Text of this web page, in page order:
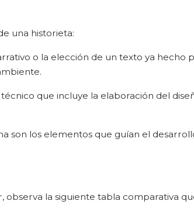
una historieta:
o la elección de un texto ya hecho
que incluye la elaboración del
son los elementos que guían el
observa la siguiente tabla comparativa